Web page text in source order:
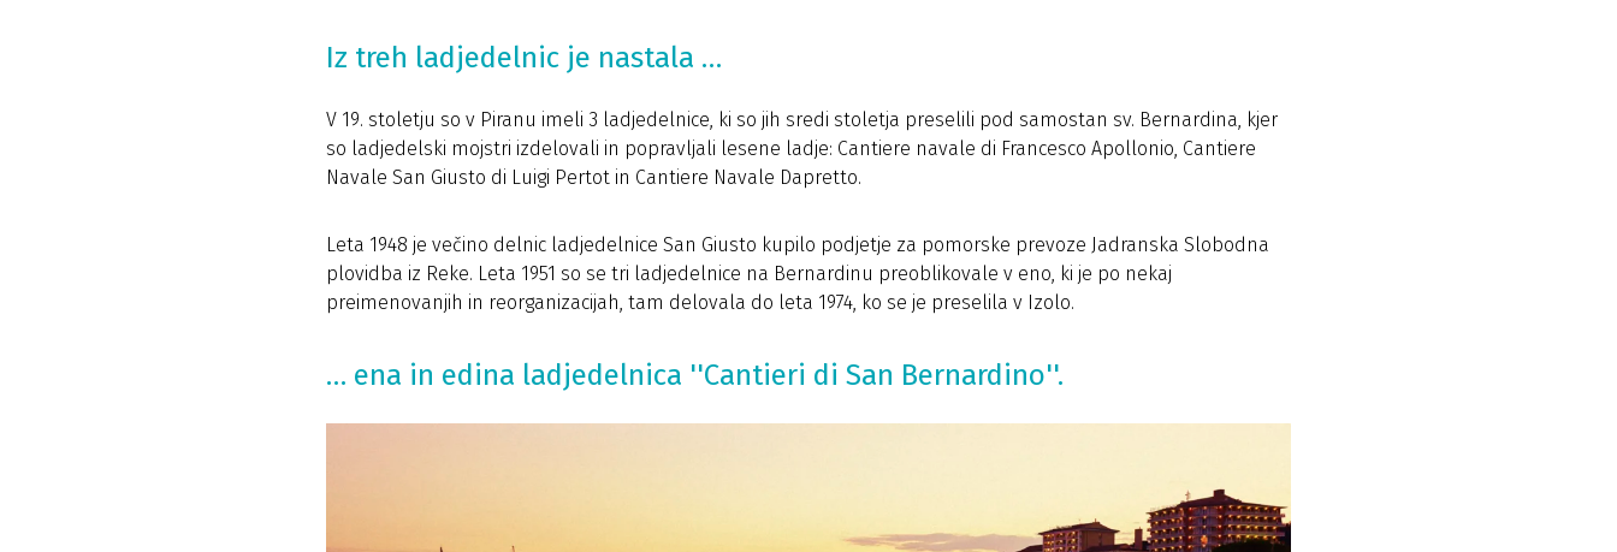
Iz treh ladjedelnic je nastala …
V 19. stoletju so v Piranu imeli 3 ladjedelnice, ki so jih sredi stoletja preselili pod samostan sv. Bernardina, kjer
so ladjedelski mojstri izdelovali in popravljali lesene ladje: Cantiere navale di Francesco Apollonio, Cantiere
Navale San Giusto di Luigi Pertot in Cantiere Navale Dapretto.
Leta 1948 je večino delnic ladjedelnice San Giusto kupilo podjetje za pomorske prevoze Jadranska Slobodna
plovidba iz Reke. Leta 1951 so se tri ladjedelnice na Bernardinu preoblikovale v eno, ki je po nekaj
preimenovanjih in reorganizacijah, tam delovala do leta 1974, ko se je preselila v Izolo.
… ena in edina ladjedelnica ''Cantieri di San Bernardino''.